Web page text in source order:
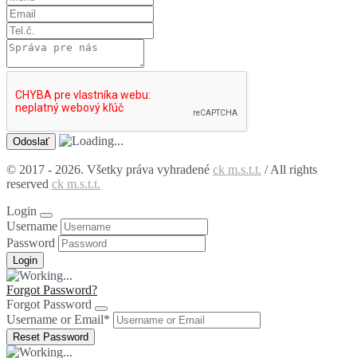
© 2017 - 2026. Všetky práva vyhradené ck m.s.t.t. / All rights
reserved ck m.s.t.t.
Login
Username
Password
Forgot Password?
Forgot Password
Username or Email*